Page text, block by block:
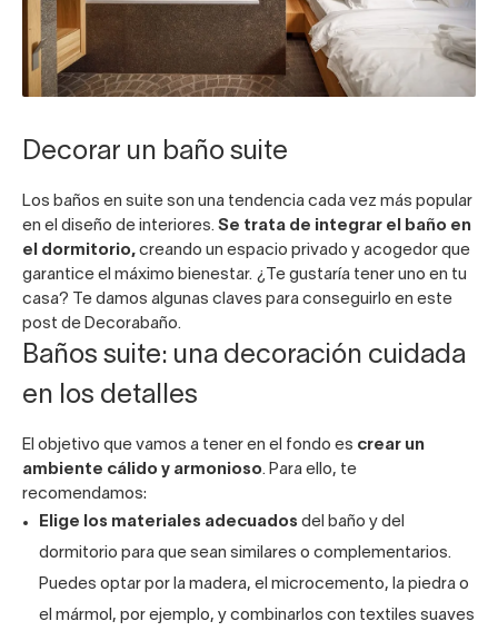
Decorar un baño suite
Los baños en suite son una tendencia cada vez más popular
en el diseño de interiores. Se trata de integrar el baño en
el dormitorio, creando un espacio privado y acogedor que
garantice el máximo bienestar. ¿Te gustaría tener uno en tu
casa? Te damos algunas claves para conseguirlo en este
post de Decorabaño.
Baños suite: una decoración cuidada
en los detalles
El objetivo que vamos a tener en el fondo es crear un
ambiente cálido y armonioso. Para ello, te
recomendamos:
Elige los materiales adecuados del baño y del
dormitorio para que sean similares o complementarios.
Puedes optar por la madera, el microcemento, la piedra o
el mármol, por ejemplo, y combinarlos con textiles suaves